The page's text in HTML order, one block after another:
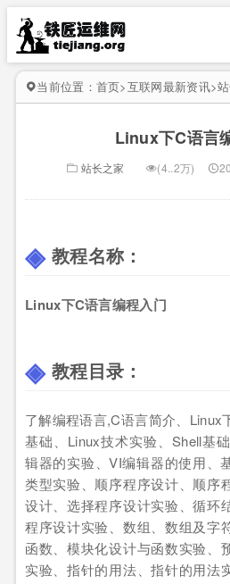
当前位置： 首页>互联网最新资讯>
Linux下C语言
站长之家 (4..2万)
教程名称：
Linux下C语言编程入门
教程目录：
了解编程语言,C语言简介、Linux
基础、Linux技术实验、Shell基
辑器的实验、VI编辑器的使用、
类型实验、顺序程序设计、顺序
设计、选择程序设计实验、循环
程序设计实验、数组、数组及字
函数、模块化设计与函数实验、
实验、指针的用法、指针的用法